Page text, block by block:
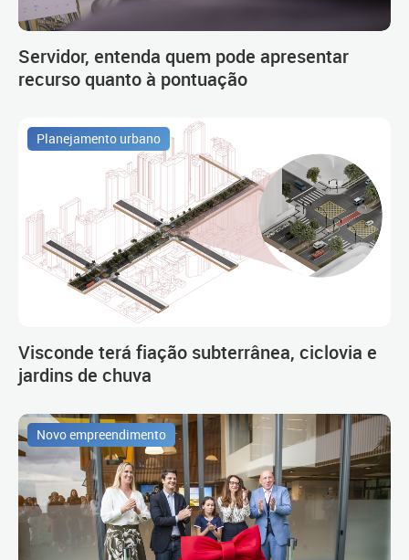
Servidor, entenda quem pode apresentar
recurso quanto à pontuação
Planejamento urbano
Visconde terá fiação subterrânea, ciclovia e
jardins de chuva
Novo empreendimento